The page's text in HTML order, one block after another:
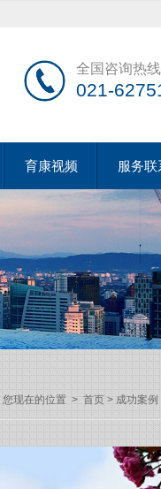
全国咨询热线
021-
育康视频 服务联
您现在的位置 > 首页 > 成功案例